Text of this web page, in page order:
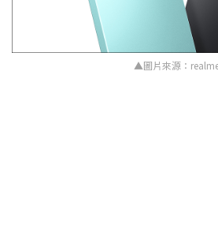
▲圖片來源：